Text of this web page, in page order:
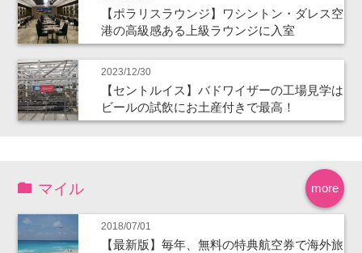
【ポラリスラウンジ】ワシントン・ダレス空
港の高級感ある上級ラウンジに入室
2023/12/30
【セントルイス】バドワイザーの工場見学は
ビールの試飲にお土産付きで最高！
more
マイル
2018/07/01
【最新版】毎年、無料の特典航空券で海外旅